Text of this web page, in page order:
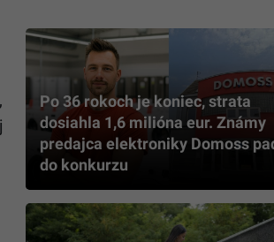
Po 36 rokoch je koniec, strata
dosiahla 1,6 milióna eur. Známy
predajca elektroniky Domoss
do konkurzu